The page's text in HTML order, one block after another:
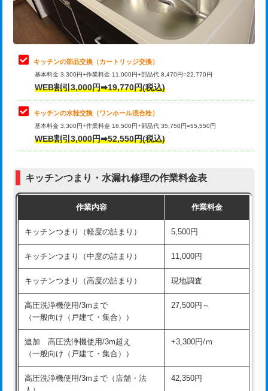
給水管工事※（土の掘削・埋め戻し作
11,000円
給水管工事※（塩ビ管（VP・HI）使
用/3ｍまで)
給水管工事※（塩ビ管（VP・HI）使
用（追加）/3ｍ超え)
給水管工事※（ライニング鋼管・銅
管・ポリ管・HT管使用/3ｍまで)
44,000円
管・ポリ管・HT管使用/3ｍ超え)
排水管工事（土の掘削・埋め戻し作
11,000円~
排水管工事（排水管工事/3ｍまで） 55,000円
排水管工事（追加 排水管工事/3ｍ超
+11,000円
マス交換（深さ50㎝未満）
マス交換（深さ50㎝以上） 66,000円
コンクリート斫り（厚さ10㎝まで）
止水・漏水調査・防水処理・清掃・修
理・調整・分解・加工など（軽作業）
11,000円
止水・漏水調査・防水処理・清掃・修
理・調整・分解・加工など（中作業）
22,000円
止水・漏水調査・防水処理・清掃・修
理・調整・分解・加工など（重作業）
33,000円
お風呂タンク脱着
その他部品の脱着
式・ワンホール）)
交換・取付(排水栓・排水トラップ
22,000円+材料費
持込商品取付（単水栓）
持込商品取付（混合水栓） 16,500円
キッチンの部品交換（カートリッジ交換）
基本料金 3,300円+作業料金 11,000円+部品代 8,470円=22,770円
WEB割引3,000円➡19,770円(税込)
キッチンの水栓交換（ワンホール混合栓）
基本料金 3,300円+作業料金 16,500円+部品代 35,750円=55,550円
WEB割引3,000円➡52,550円(税込)
キッチンつまり・水漏れ修理の作業料金表
作業内容 作業料金
キッチンつまり（軽度の詰まり） 5,500円
キッチンつまり（中度の詰まり） 11,000円
キッチンつまり（高度の詰まり） 現地調査
高圧洗浄機使用/3mまで
（一般向け（戸建て・集合））
27,500円～
追加 高圧洗浄機使用/3m超え
（一般向け（戸建て・集合））
+3,300円/ｍ
高圧洗浄機使用/3mまで（店舗・法
42,350円